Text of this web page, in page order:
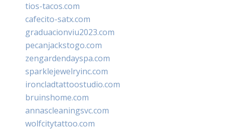
tios-tacos.com
cafecito-satx.com
graduacionviu2023.com
pecanjackstogo.com
zengardendayspa.com
sparklejewelryinc.com
ironcladtattoostudio.com
bruinshome.com
annascleaningsvc.com
wolfcitytattoo.com